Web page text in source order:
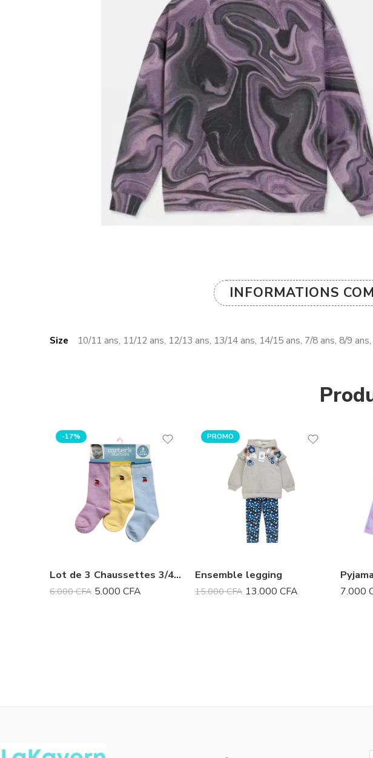
INFORMATIONS
Size 10/11 ans, 11/12 ans, 12/13 ans, 13/14 ans, 14/15 ans, 7/8 ans, 8/9
-17%
Lot de 3 Chaussettes 3/4 ans
6.000CFA 5.000 CFA
PROMO
Ensemble legging
15.000CFA 13.000 CFA
Pyjama
7.000